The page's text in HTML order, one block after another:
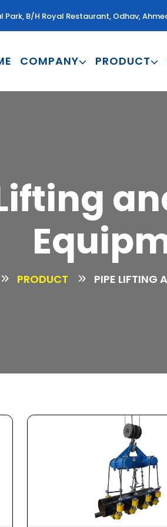
Park, B/H Royal Restaurant, Odhav,
COMPANY PRODUCT
PRODUCT PIPE LIFTING